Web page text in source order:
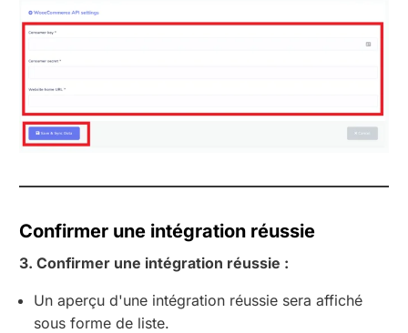
Confirmer une intégration réussie
3. Confirmer une intégration réussie :
Un aperçu d'une intégration réussie sera affiché
sous forme de liste.